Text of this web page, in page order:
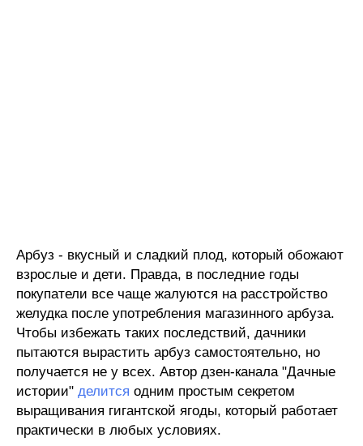
Арбуз - вкусный и сладкий плод, который обожают
взрослые и дети. Правда, в последние годы
покупатели все чаще жалуются на расстройство
желудка после употребления магазинного арбуза.
Чтобы избежать таких последствий, дачники
пытаются вырастить арбуз самостоятельно, но
получается не у всех. Автор дзен-канала "Дачные
истории" делится одним простым секретом
выращивания гигантской ягоды, который работает
практически в любых условиях.